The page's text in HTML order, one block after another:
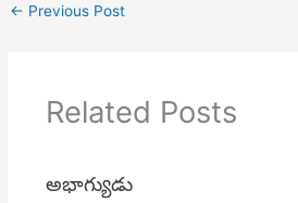
← Previous Post
Related Posts
అభాగ్యుడు